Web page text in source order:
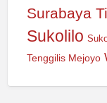
Surabaya
Sukolilo
Tenggilis Mejoyo